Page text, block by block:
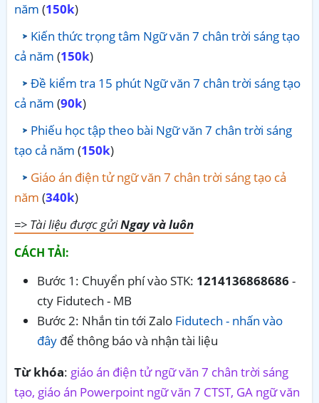
năm (150k)
Kiến thức trọng tâm Ngữ văn 7 chân trời sáng tạo
cả năm (150k)
Đề kiểm tra 15 phút Ngữ văn 7 chân trời sáng tạo
cả năm (90k)
Phiếu học tập theo bài Ngữ văn 7 chân trời sáng
tạo cả năm (150k)
Giáo án điện tử ngữ văn 7 chân trời sáng tạo cả
năm (340k)
=> Tài liệu được gửiNgay và luôn
CÁCH TẢI:
Bước 1: Chuyển phí vào STK: 1214136868686-
cty Fidutech - MB
Bước 2: Nhắn tin tới Zalo Fidutech - nhấn vào
đây để thông báo và nhận tài liệu
Từ khóa: giáo án điện tử ngữ văn 7 chân trời sáng
tạo, giáo án Powerpoint ngữ văn 7 CTST, GA ngữ văn